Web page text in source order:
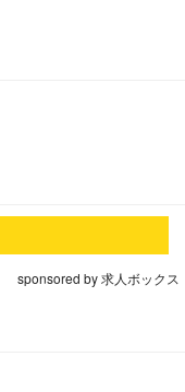
sponsored by 求人ボックス